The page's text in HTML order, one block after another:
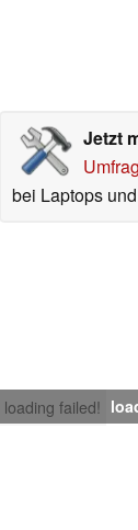
Jetzt
bei Laptops
loading failed!